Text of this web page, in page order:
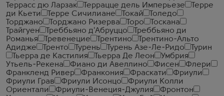
Террасс дю Ларзак
Террацце дель Имперьезе
Терре
ди Кьети
Терре Сичилиане Токай
Толедо
Торджано
Торджано Ризерва Торо
Тоскана
Трайгуен
Треббьяно д'Абруццо
Треббьяно ди
Романья
Тревенецие Трентино
Трентино-Альто
Адидже
Тренто Турень Турень Азе-Ле-Ридо
Турин
Тьерра де Кастилия
Тьерра Де Леон
Умбрия
Утьель-Рекена
Фиано ди Авеллино Фисен
Флери
Франкленд Ривер
Франкония Фраскати
Фриули
Фриули Грав
Фриули Исонцо
Фриули Колли
Ориентали
Фриули-Венеция-Джулия
Фронтон